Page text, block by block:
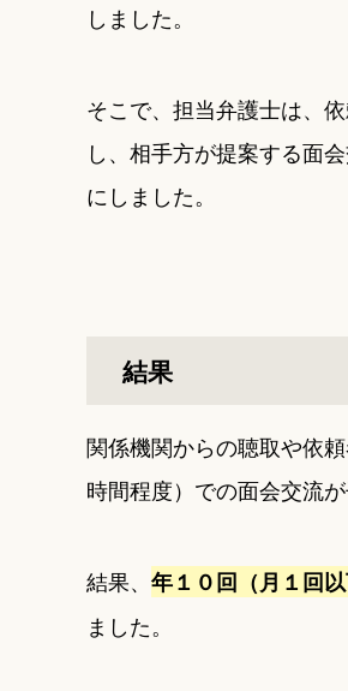
しました。
そこで、担当弁護士は、
し、相手方が提案する面
にしました。
結果
関係機関からの聴取や依
時間程度）での面会交流
結果、 年１０回（月１回
ました。